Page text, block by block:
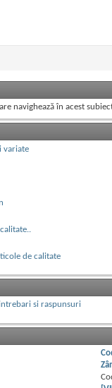
navighează în acest
variate
de calitate
si raspunsuri